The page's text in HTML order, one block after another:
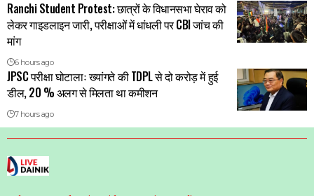
Ranchi Student Protest: छात्रों के विधानसभा घेराव को
लेकर गाइडलाइन जारी, परीक्षाओं में धांधली पर CBI जांच की
मांग
6 hours ago
JPSC परीक्षा घोटालाः ख्यांगते की TDPL से दो करोड़ में हुई
डील, 20 % अलग से मिलता था कमीशन
7 hours ago